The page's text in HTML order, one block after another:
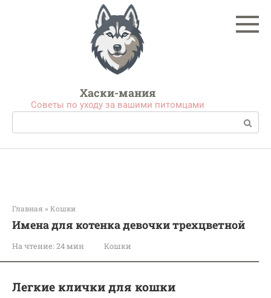
Хаски-мания
Советы по уходу за вашими питомцами
Поиск:
Главная » Кошки
Имена для котенка девочки трехцветной
На чтение: 24 мин Кошки
Легкие клички для кошки